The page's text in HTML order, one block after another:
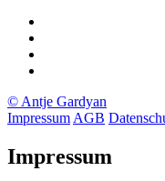
© Antje Gardyan
Impressum AGB
Impressum